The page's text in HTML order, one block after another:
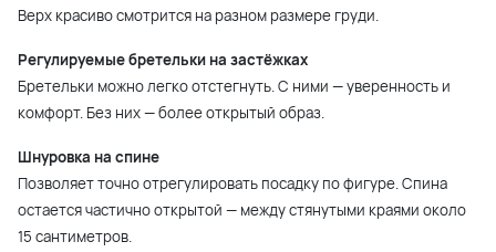
Верх красиво смотрится на разном размере груди.
Регулируемые бретельки на застёжках
Бретельки можно легко отстегнуть. С ними — уверенность и
комфорт. Без них — более открытый образ.
Шнуровка на спине
Позволяет точно отрегулировать посадку по фигуре. Спина
остается частично открытой — между стянутыми краями около
15 сантиметров.